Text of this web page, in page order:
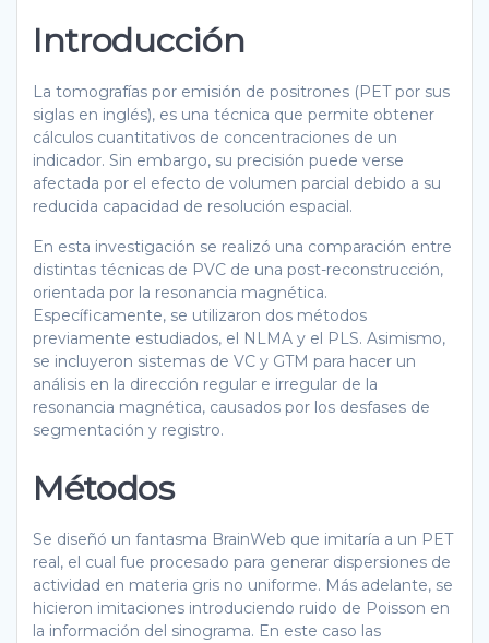
Introducción
La tomografías por emisión de positrones (PET por sus
siglas en inglés), es una técnica que permite obtener
cálculos cuantitativos de concentraciones de un
indicador. Sin embargo, su precisión puede verse
afectada por el efecto de volumen parcial debido a su
reducida capacidad de resolución espacial.
En esta investigación se realizó una comparación entre
distintas técnicas de PVC de una post-reconstrucción,
orientada por la resonancia magnética.
Específicamente, se utilizaron dos métodos
previamente estudiados, el NLMA y el PLS. Asimismo,
se incluyeron sistemas de VC y GTM para hacer un
análisis en la dirección regular e irregular de la
resonancia magnética, causados por los desfases de
segmentación y registro.
Métodos
Se diseñó un fantasma BrainWeb que imitaría a un PET
real, el cual fue procesado para generar dispersiones de
actividad en materia gris no uniforme. Más adelante, se
hicieron imitaciones introduciendo ruido de Poisson en
la información del sinograma. En este caso las